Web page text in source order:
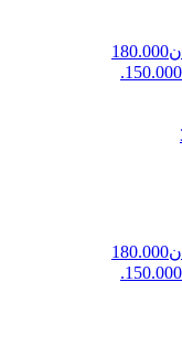
قیمت اصلی: تومان180.000
قیمت اصلی: تومان180.000